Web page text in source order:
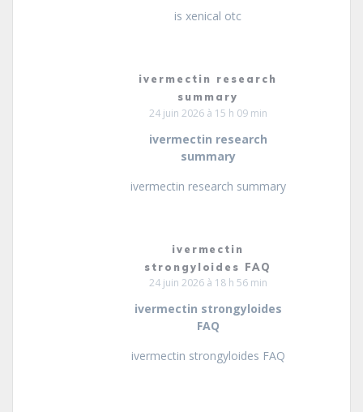
is xenical otc
ivermectin research
summary
24 juin 2026 à 15 h 09 min
ivermectin research
summary
ivermectin research summary
ivermectin
strongyloides FAQ
24 juin 2026 à 18 h 56 min
ivermectin strongyloides
FAQ
ivermectin strongyloides FAQ